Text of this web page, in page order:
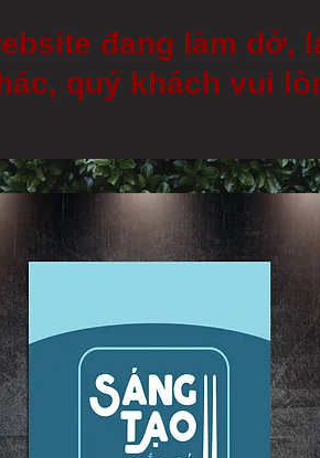
đang làm dở,
quý khách vui